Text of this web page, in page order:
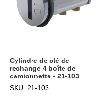
Cylindre de clé de
rechange 4 boîte de
camionnette - 21-103
SKU: 21-103